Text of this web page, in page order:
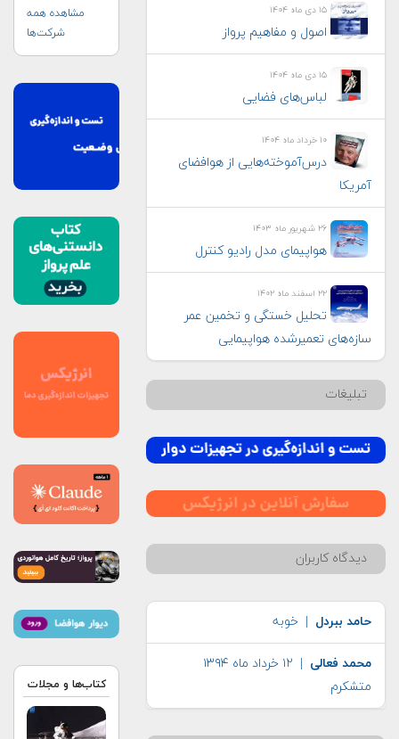
۱۵ دی ماه ۱۴۰۴
اصول و مفاهیم پرواز
۱۵ دی ماه ۱۴۰۴
لباس‌های فضایی
۱۰ خرداد ماه ۱۴۰۴
درس‌آموخته‌هایی از هوافضای
آمریکا
۲۶ شهریور ماه ۱۴۰۳
هواپيمای مدل راديو كنترل
۲۲ اسفند ماه ۱۴۰۲
تحلیل خستگی و تخمین عمر
سازه‌های تعمیرشده هواپیمایی
تبلیغات
دیدگاه کاربران
حامد ببردل | خوبه
محمد فعالی | ۱۲ خرداد ماه ۱۳۹۴
متشکرم
مشاهده همه
شرکت‌ها
کتاب‌ها و مجلات